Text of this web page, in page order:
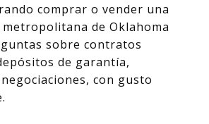
comprar o vender una
metropolitana de Oklahoma
sobre contratos
de garantía,
con gusto